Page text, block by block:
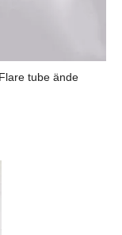
tube ände